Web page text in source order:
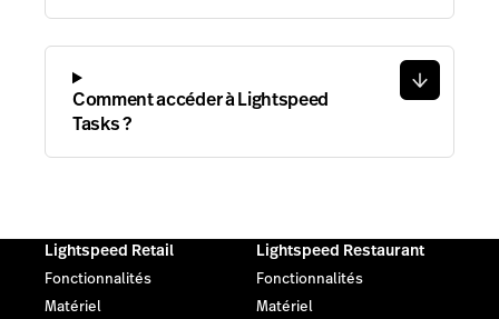
Comment accéder à Lightspeed
Tasks ?
Lightspeed Retail
Fonctionnalités
Matériel
Lightspeed Restaurant
Fonctionnalités
Matériel